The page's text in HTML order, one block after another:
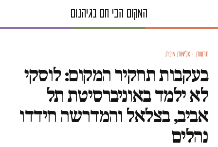
חדשות · אלימות מינית
בעקבות תחקיר המקום: לוסקי
לא ילמד באוניברסיטת תל
אביב, בצלאל והמדרשה חידדו
נהלים